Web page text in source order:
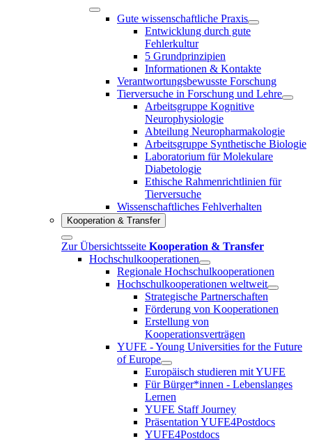
Gute wissenschaftliche Praxis
Entwicklung durch gute
Fehlerkultur
5 Grundprinzipien
Informationen & Kontakte
Verantwortungsbewusste Forschung
Tierversuche in Forschung und Lehre
Arbeitsgruppe Kognitive
Neurophysiologie
Abteilung Neuropharmakologie
Arbeitsgruppe Synthetische Biologie
Laboratorium für Molekulare
Diabetologie
Ethische Rahmenrichtlinien für
Tierversuche
Wissenschaftliches Fehlverhalten
Kooperation & Transfer
Zur Übersichtsseite Kooperation & Transfer
Hochschulkooperationen
Regionale Hochschulkooperationen
Hochschulkooperationen weltweit
Strategische Partnerschaften
Förderung von Kooperationen
Erstellung von
Kooperationsverträgen
YUFE - Young Universities for the Future
of Europe
Europäisch studieren mit YUFE
Für Bürger*innen - Lebenslanges
Lernen
YUFE Staff Journey
Präsentation YUFE4Postdocs
YUFE4Postdocs